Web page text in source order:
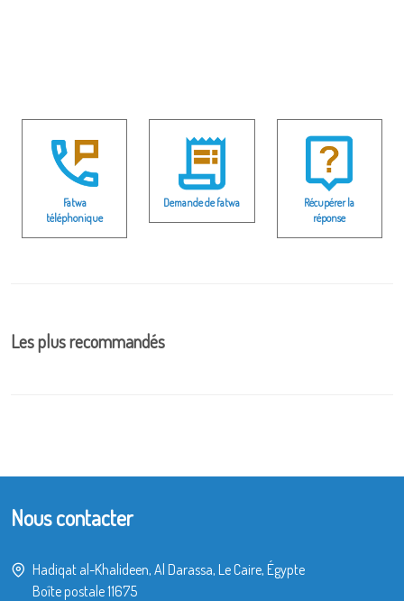
Fatwa
téléphonique
Demande de fatwa
Récupérer la
réponse
Les plus recommandés
Nous contacter
Hadiqat al-Khalideen, Al Darassa, Le Caire, Égypte
Boîte postale 11675